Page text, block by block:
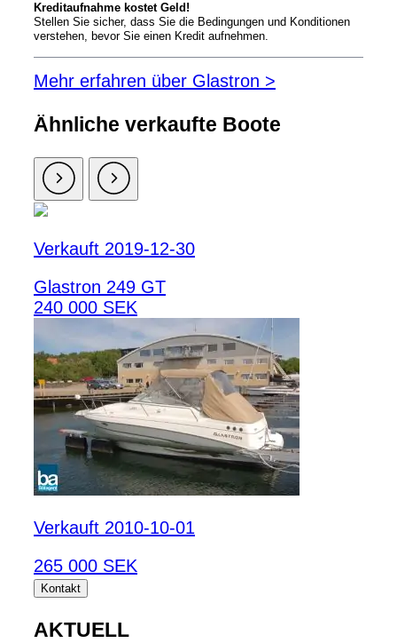
Kreditaufnahme kostet Geld!
Stellen Sie sicher, dass Sie die Bedingungen und Konditionen
verstehen, bevor Sie einen Kredit aufnehmen.
Mehr erfahren über Glastron >
Ähnliche verkaufte Boote
Verkauft 2019-12-30
Glastron 249 GT
240 000 SEK
Verkauft 2010-10-01
265 000 SEK
Kontakt
AKTUELL